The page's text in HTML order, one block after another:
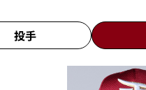
投手